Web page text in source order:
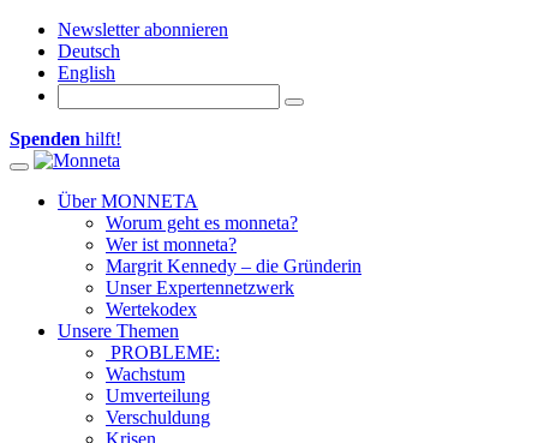
Newsletter abonnieren
Deutsch
English
Spenden hilft!
Toggle navigation
Über MONNETA
Worum geht es monneta?
Wer ist monneta?
Margrit Kennedy – die Gründerin
Unser Expertennetzwerk
Wertekodex
Unsere Themen
PROBLEME:
Wachstum
Umverteilung
Verschuldung
Krisen